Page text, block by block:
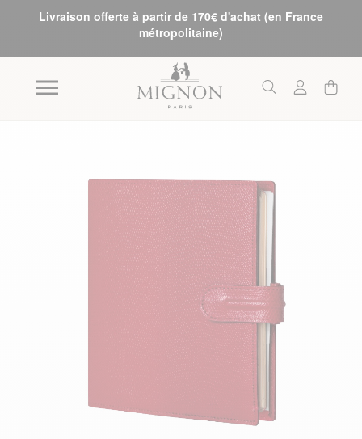
Livraison offerte à partir de 170€ d'achat (en France
métropolitaine)